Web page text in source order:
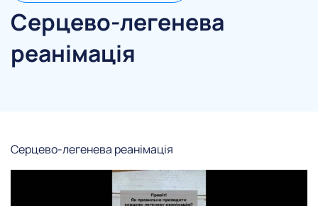
Серцево-легенева
реанімація
Серцево-легенева реанімація